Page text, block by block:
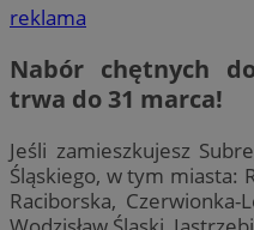
reklama
Nabór chętnych
trwa do 31 marca!
Jeśli zamieszkujesz
Śląskiego, w tym miasta:
Raciborska, Czerwionka-